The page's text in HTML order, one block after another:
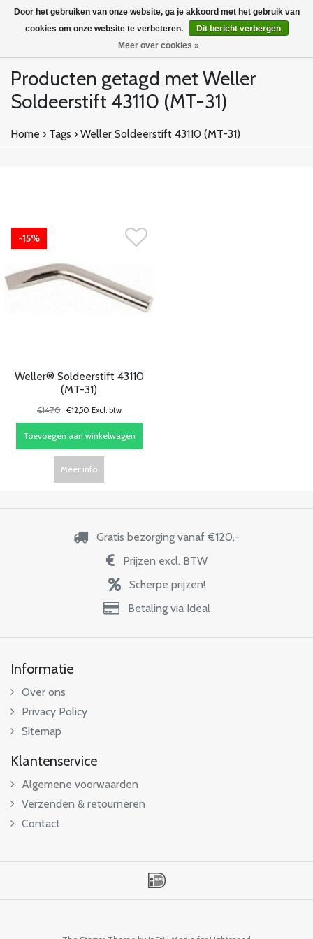
Producten getagd met Weller
Soldeerstift 43110 (MT-31)
Home › Tags › Weller Soldeerstift 43110 (MT-31)
-15%
Weller® Soldeerstift 43110
(MT-31)
€14,70 €12,50 Excl. btw
Toevoegen aan winkelwagen
Meer info
Gratis bezorging vanaf €120,-
Prijzen excl. BTW
Scherpe prijzen!
Betaling via Ideal
Informatie
Over ons
Privacy Policy
Sitemap
Klantenservice
Algemene voorwaarden
Verzenden & retourneren
Contact
Door het gebruiken van onze website, ga je akkoord met het gebruik van
cookies om onze website te verbeteren.
Dit bericht verbergen
Meer over cookies »